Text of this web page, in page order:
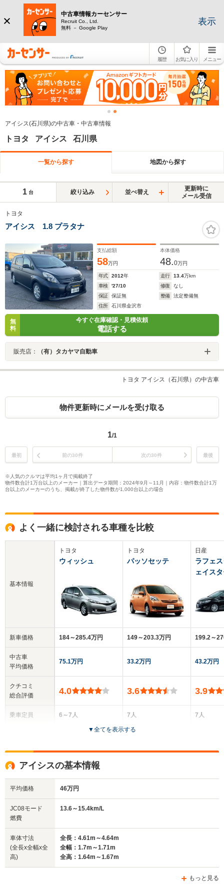
中古車情報カーセンサー
Recruit Co., Ltd.
無料 － Google Play
表示
履歴 お気に入り メニュー
アイシス(石川県)の中古車・中古車情報
トヨタ アイシス 石川県
一覧から探す 地図から探す
1 台 絞り込み 並べ替え
更新時に
メール受信
トヨタ
アイシス 1.8 プラタナ
支払総額
58万円
本体価格
48.0万円
年式 2012年 走行 13.4万km
車検
'27/10 修復
なし
保証
保証無 整備
法定整備無
住所
石川県金沢市
無
料
今すぐ在庫確認・見積依頼
電話する
販売店： （有）タカヤマ自動車
トヨタ アイシス（石川県）の中古車
物件更新時にメールを受け取る
1/1
最初 前の30件 次の30件 最後
※人気のクルマは平均1ヶ月で掲載終了
物件数合計1万台以上のメーカー｜算出データ期間：2024年9月～11月｜内容：物件数合計1万
台以上のメーカーのうち、掲載が終了した物件数が1,000台以上の場合
よく一緒に検討される車種を比較
基本情報
新車価格
中古車
平均価格
クチコミ
総合評価
乗車定員
サイズ
(全長x全幅x全高)
トヨタ
ウィッシュ
184～285.4万円
75.1万円
4.0
6～7人
全高
1.59m～1.6m
全幅
1.7m～1.76m
トヨタ
パッソセッテ
149～203.3万円
33.2万円
3.6
7人
5ドア
日産
ラフェ
ェイス
199.2～
43.2万円
3.9
7人
▼全てを表示する
アイシスの基本情報
平均価格 46万円
JC08モード
燃費
13.6～15.4km/L
車体寸法
(全長x全幅x全
高)
全長：4.61m～4.64m
全幅：1.7m～1.71m
全高：1.64m～1.67m
もっと見る